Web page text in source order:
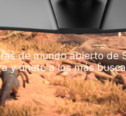
de mundo abierto de
y únete a los más